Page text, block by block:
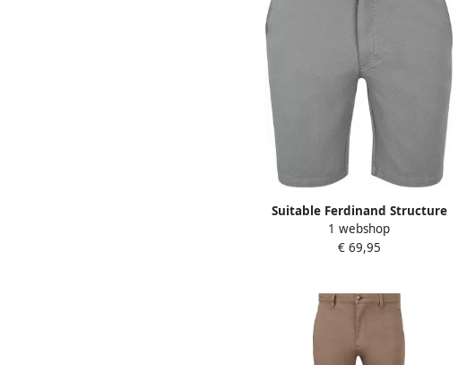
Suitable Ferdinand Structure
Short Steel Groen
1 webshop
€ 69,95